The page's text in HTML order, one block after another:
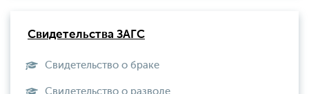
Свидетельства ЗАГС
Свидетельство о браке
Свидетельство о разводе